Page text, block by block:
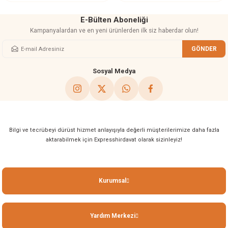
E-Bülten Aboneliği
Kampanyalardan ve en yeni ürünlerden ilk siz haberdar olun!
GÖNDER
Sosyal Medya
Bilgi ve tecrübeyi dürüst hizmet anlayışıyla değerli müşterilerimize daha fazla
aktarabilmek için Expresshirdavat olarak sizinleyiz!
Kurumsal
Yardım Merkezi